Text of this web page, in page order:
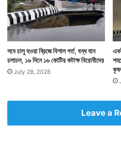
সবে চালু হওয়া ব্রিজে বিশাল গর্ত, বন্ধ যান
চলাচল, ১৬ দিনে ১৬ কোটির কটাক্ষ বিরোধীদের
July 28, 2026
Leave a